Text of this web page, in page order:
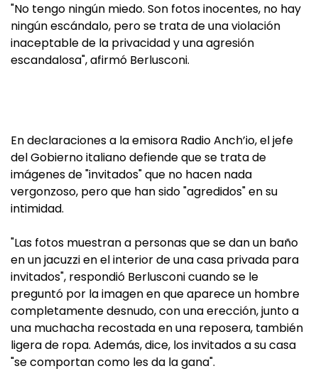
"No tengo ningún miedo. Son fotos inocentes, no hay
ningún escándalo, pero se trata de una violación
inaceptable de la privacidad y una agresión
escandalosa", afirmó Berlusconi.
En declaraciones a la emisora Radio Anch’io, el jefe
del Gobierno italiano defiende que se trata de
imágenes de "invitados" que no hacen nada
vergonzoso, pero que han sido "agredidos" en su
intimidad.
"Las fotos muestran a personas que se dan un baño
en un jacuzzi en el interior de una casa privada para
invitados", respondió Berlusconi cuando se le
preguntó por la imagen en que aparece un hombre
completamente desnudo, con una erección, junto a
una muchacha recostada en una reposera, también
ligera de ropa. Además, dice, los invitados a su casa
"se comportan como les da la gana".